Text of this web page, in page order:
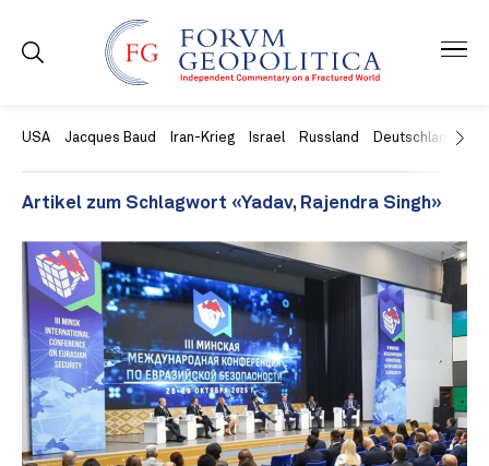
USA Jacques Baud Iran-Krieg Israel Russland Deutschland
Artikel zum Schlagwort «Yadav, Rajendra Singh»